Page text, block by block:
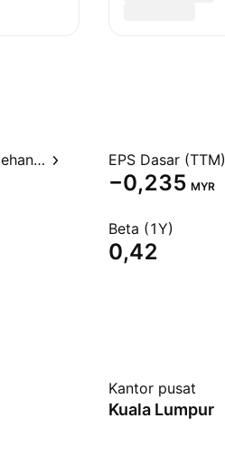
Rasio Harga terhadap Perolehan (TTM) EPS Dasar (TTM)
−0,235 MYR
Beta (1Y)
0,42
Kantor pusat
Kuala Lumpur